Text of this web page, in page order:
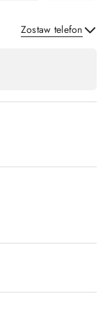
Zostaw telefon